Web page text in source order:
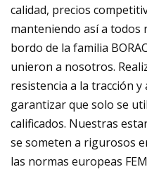
calidad, precios
manteniendo así a todos
bordo de la familia
unieron a nosotros.
resistencia a la tracción
garantizar que solo se
calificados. Nuestras
se someten a rigurosos
las normas europeas